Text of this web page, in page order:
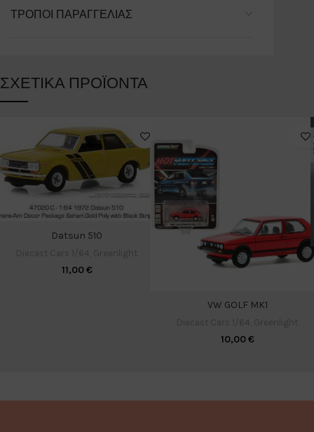
ΤΡΌΠΟΙ ΠΑΡΑΓΓΕΛΊΑΣ
ΣΧΕΤΙΚΆ ΠΡΟΪΌΝΤΑ
Datsun 510
11,00€
VW GOLF MK1
10,00€